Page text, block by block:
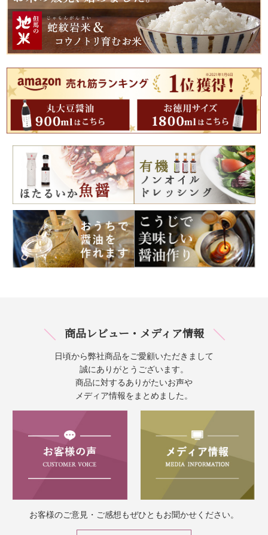
商品レビュー・メディア情報
日頃から弊社商品をご愛顧いただきまして
誠にありがとうございます。
商品に対するありがたいお声や
メディア情報をまとめました。
お客様のご意見・ご感想もぜひともお聞かせください。